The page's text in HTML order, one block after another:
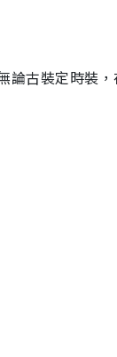
論古裝定時裝